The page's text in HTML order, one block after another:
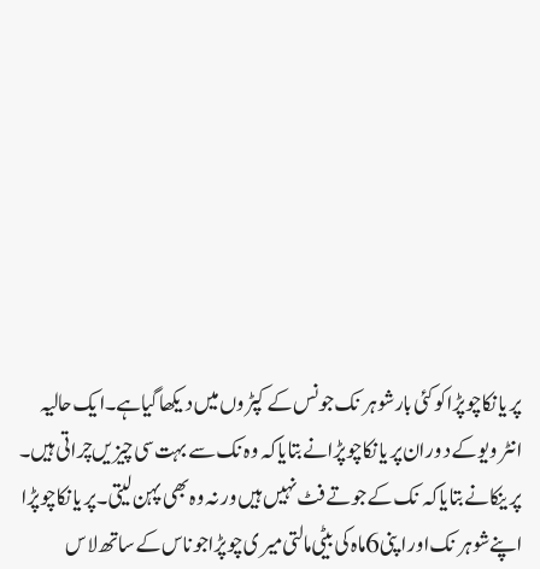
پریانکا چوپڑا کو کئی بار شوہر نک جونس کے کپڑوں میں دیکھا گیا ہے۔ایک حالیہ
انٹرویو کے دوران پریانکا چوپڑا نے بتایا کہ وہ نک سے بہت سی چیزیں چراتی ہیں۔
پرینکا نے بتایا کہ نک کے جوتے فٹ نہیں ہیں ورنہ وہ بھی پہن لیتی۔پریانکا چوپڑا
اپنے شوہر نک اور اپنی 6 ماہ کی بیٹی مالتی میری چوپڑا جوناس کے ساتھ لاس